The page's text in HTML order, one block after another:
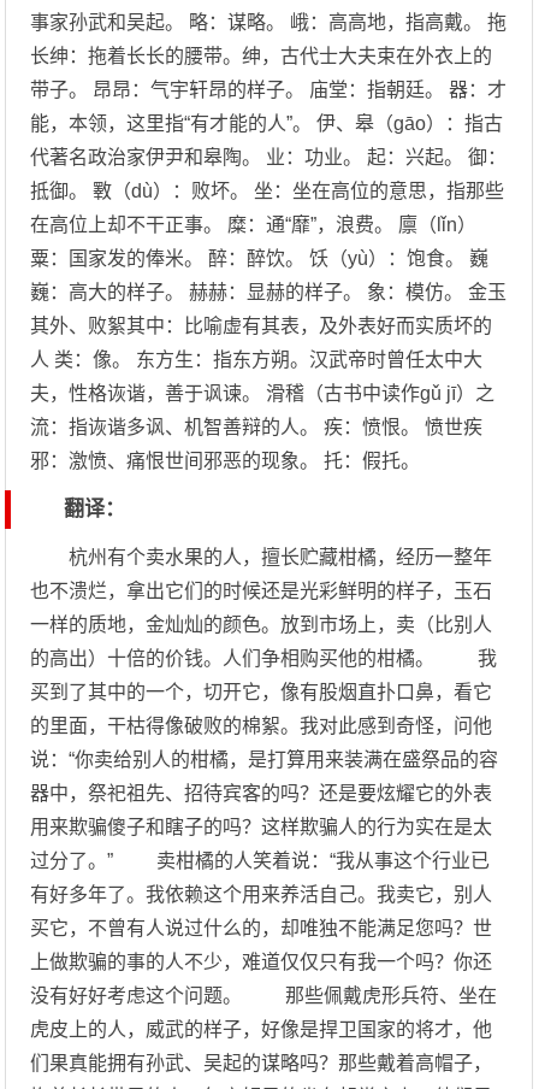
事家孙武和吴起。 略：谋略。 峨：高高地，指高戴。 拖
长绅：拖着长长的腰带。绅，古代士大夫束在外衣上的
带子。 昂昂：气宇轩昂的样子。 庙堂：指朝廷。 器：才
能，本领，这里指“有才能的人”。 伊、皋（gāo）：指古
代著名政治家伊尹和皋陶。 业：功业。 起：兴起。 御：
抵御。 斁（dù）：败坏。 坐：坐在高位的意思，指那些
在高位上却不干正事。 糜：通“靡”，浪费。 廪（lǐn）
粟：国家发的俸米。 醉：醉饮。 饫（yù）：饱食。 巍
巍：高大的样子。 赫赫：显赫的样子。 象：模仿。 金玉
其外、败絮其中：比喻虚有其表，及外表好而实质坏的
人 类：像。 东方生：指东方朔。汉武帝时曾任太中大
夫，性格诙谐，善于讽谏。 滑稽（古书中读作gǔ jī）之
流：指诙谐多讽、机智善辩的人。 疾：愤恨。 愤世疾
邪：激愤、痛恨世间邪恶的现象。 托：假托。
翻译：
杭州有个卖水果的人，擅长贮藏柑橘，经历一整年
也不溃烂，拿出它们的时候还是光彩鲜明的样子，玉石
一样的质地，金灿灿的颜色。放到市场上，卖（比别人
的高出）十倍的价钱。人们争相购买他的柑橘。 我
买到了其中的一个，切开它，像有股烟直扑口鼻，看它
的里面，干枯得像破败的棉絮。我对此感到奇怪，问他
说：“你卖给别人的柑橘，是打算用来装满在盛祭品的容
器中，祭祀祖先、招待宾客的吗？还是要炫耀它的外表
用来欺骗傻子和瞎子的吗？这样欺骗人的行为实在是太
过分了。” 卖柑橘的人笑着说：“我从事这个行业已
有好多年了。我依赖这个用来养活自己。我卖它，别人
买它，不曾有人说过什么的，却唯独不能满足您吗？世
上做欺骗的事的人不少，难道仅仅只有我一个吗？你还
没有好好考虑这个问题。 那些佩戴虎形兵符、坐在
虎皮上的人，威武的样子，好像是捍卫国家的将才，他
们果真能拥有孙武、吴起的谋略吗？那些戴着高帽子，